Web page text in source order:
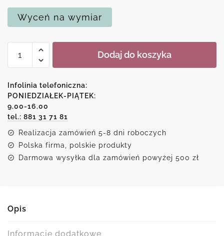
Wyceń na wymiar
Duplikat
-
Górska
łąka
Dodaj do koszyka
Infolinia telefoniczna:
PONIEDZIAŁEK-PIĄTEK:
9.00-16.00
tel.: 881 31 71 81
Realizacja zamówień 5-8 dni roboczych
Polska firma, polskie produkty
Darmowa wysyłka dla zamówień powyżej 500 zł
Opis
Informacje dodatkowe